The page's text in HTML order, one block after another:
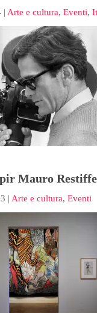
| Arte e cultura, Eventi,
Mauro
| Arte e cultura, Eventi